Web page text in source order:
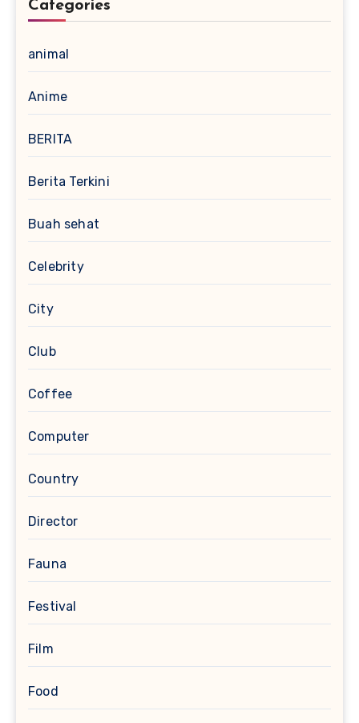
Categories
animal
Anime
BERITA
Berita Terkini
Buah sehat
Celebrity
City
Club
Coffee
Computer
Country
Director
Fauna
Festival
Film
Food